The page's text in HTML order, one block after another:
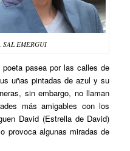
SAL EMERGUI
pasea por las calles de
uñas pintadas de azul y su
sin embargo, no llaman
más amigables con los
David (Estrella de David)
provoca algunas miradas de